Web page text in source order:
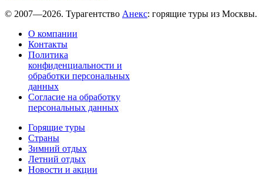
© 2007—2026. Турагентство Анекс: горящие туры из Москвы.
О компании
Контакты
Политика
конфиденциальности и
обработки персональных
данных
Согласие на обработку
персональных данных
Горящие туры
Страны
Зимний отдых
Летний отдых
Новости и акции